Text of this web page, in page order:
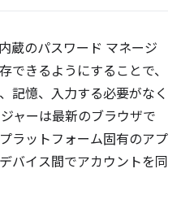
蔵のパスワード マネージ
できるようにすることで、
記憶、入力する必要がなく
ャーは最新のブラウザで
ラットフォーム固有のアプ
バイス間でアカウントを同